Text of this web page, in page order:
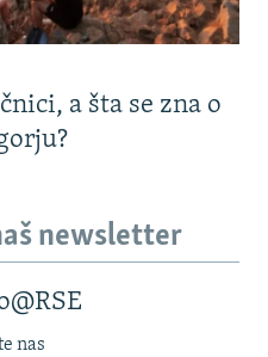
a šta se zna o
newsletter
nas